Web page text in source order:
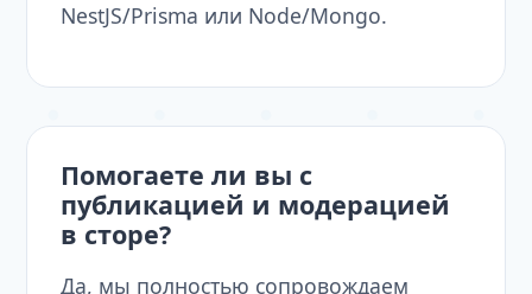
NestJS/Prisma или Node/Mongo.
Помогаете ли вы с
публикацией и модерацией
в сторе?
Да, мы полностью сопровождаем